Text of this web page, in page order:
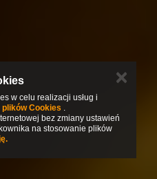
w celu realizacji usług i
Cookies .
bez zmiany ustawień
na stosowanie plików
✕